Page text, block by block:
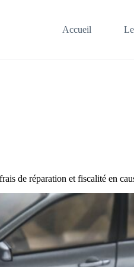
Accueil
de réparation et fiscalité en